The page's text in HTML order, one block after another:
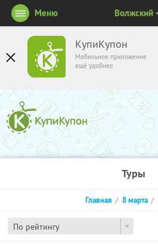
КупиКупон
Мобильное приложение
ещё удобнее
Меню Волжский
Туры
По рейтингу
Главная 8 марта